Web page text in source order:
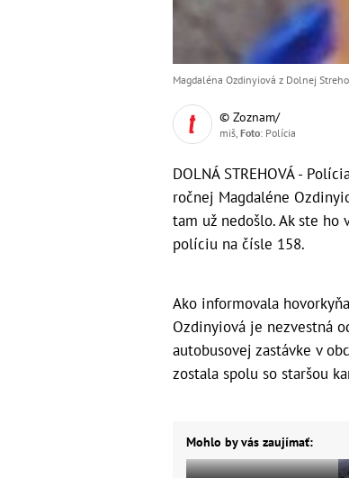
Magdaléna Ozdinyiová z Dolnej
© Zoznam/
miš, Foto: Polícia
DOLNÁ STREHOVÁ -
ročnej Magdaléne
tam už nedošlo. Ak ste
políciu na čísle 158.
Ako informovala
Ozdinyiová je nezvestná
autobusovej zastávke v
zostala spolu so staršou
Mohlo by vás zaujímať: